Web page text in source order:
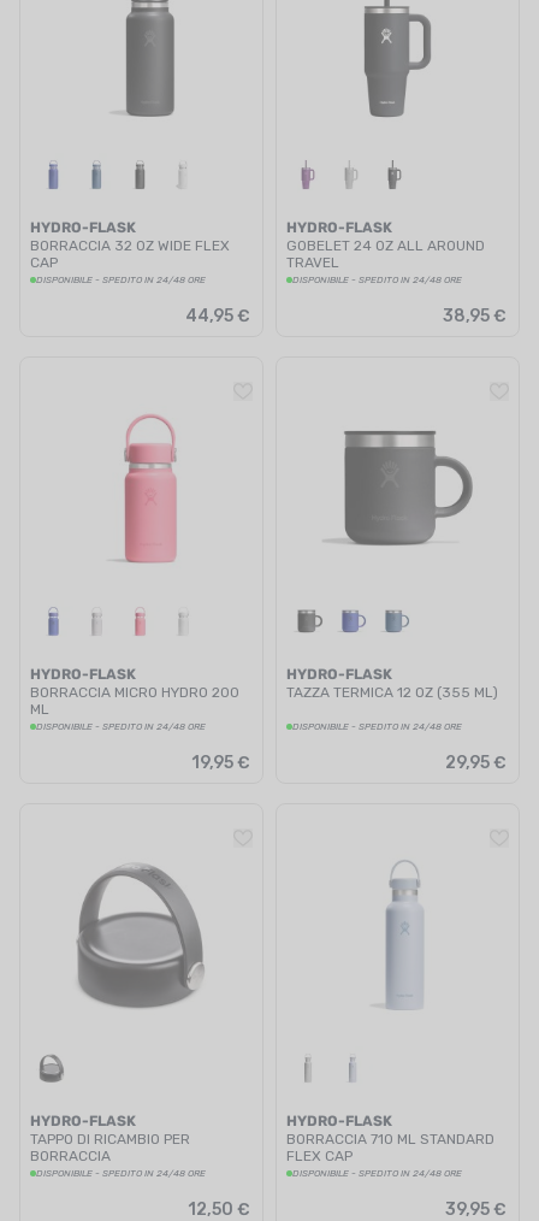
HYDRO-FLASK
BORRACCIA 32 OZ WIDE FLEX
CAP
DISPONIBILE - SPEDITO IN 24/48 ORE
44,95 €
HYDRO-FLASK
GOBELET 24 OZ ALL AROUND
TRAVEL
DISPONIBILE - SPEDITO IN 24/48 ORE
38,95 €
HYDRO-FLASK
BORRACCIA MICRO HYDRO 200
ML
DISPONIBILE - SPEDITO IN 24/48 ORE
19,95 €
HYDRO-FLASK
TAZZA TERMICA 12 OZ (355 ML)
DISPONIBILE - SPEDITO IN 24/48 ORE
29,95 €
HYDRO-FLASK
TAPPO DI RICAMBIO PER
BORRACCIA
DISPONIBILE - SPEDITO IN 24/48 ORE
12,50 €
HYDRO-FLASK
BORRACCIA 710 ML STANDARD
FLEX CAP
DISPONIBILE - SPEDITO IN 24/48 ORE
39,95 €